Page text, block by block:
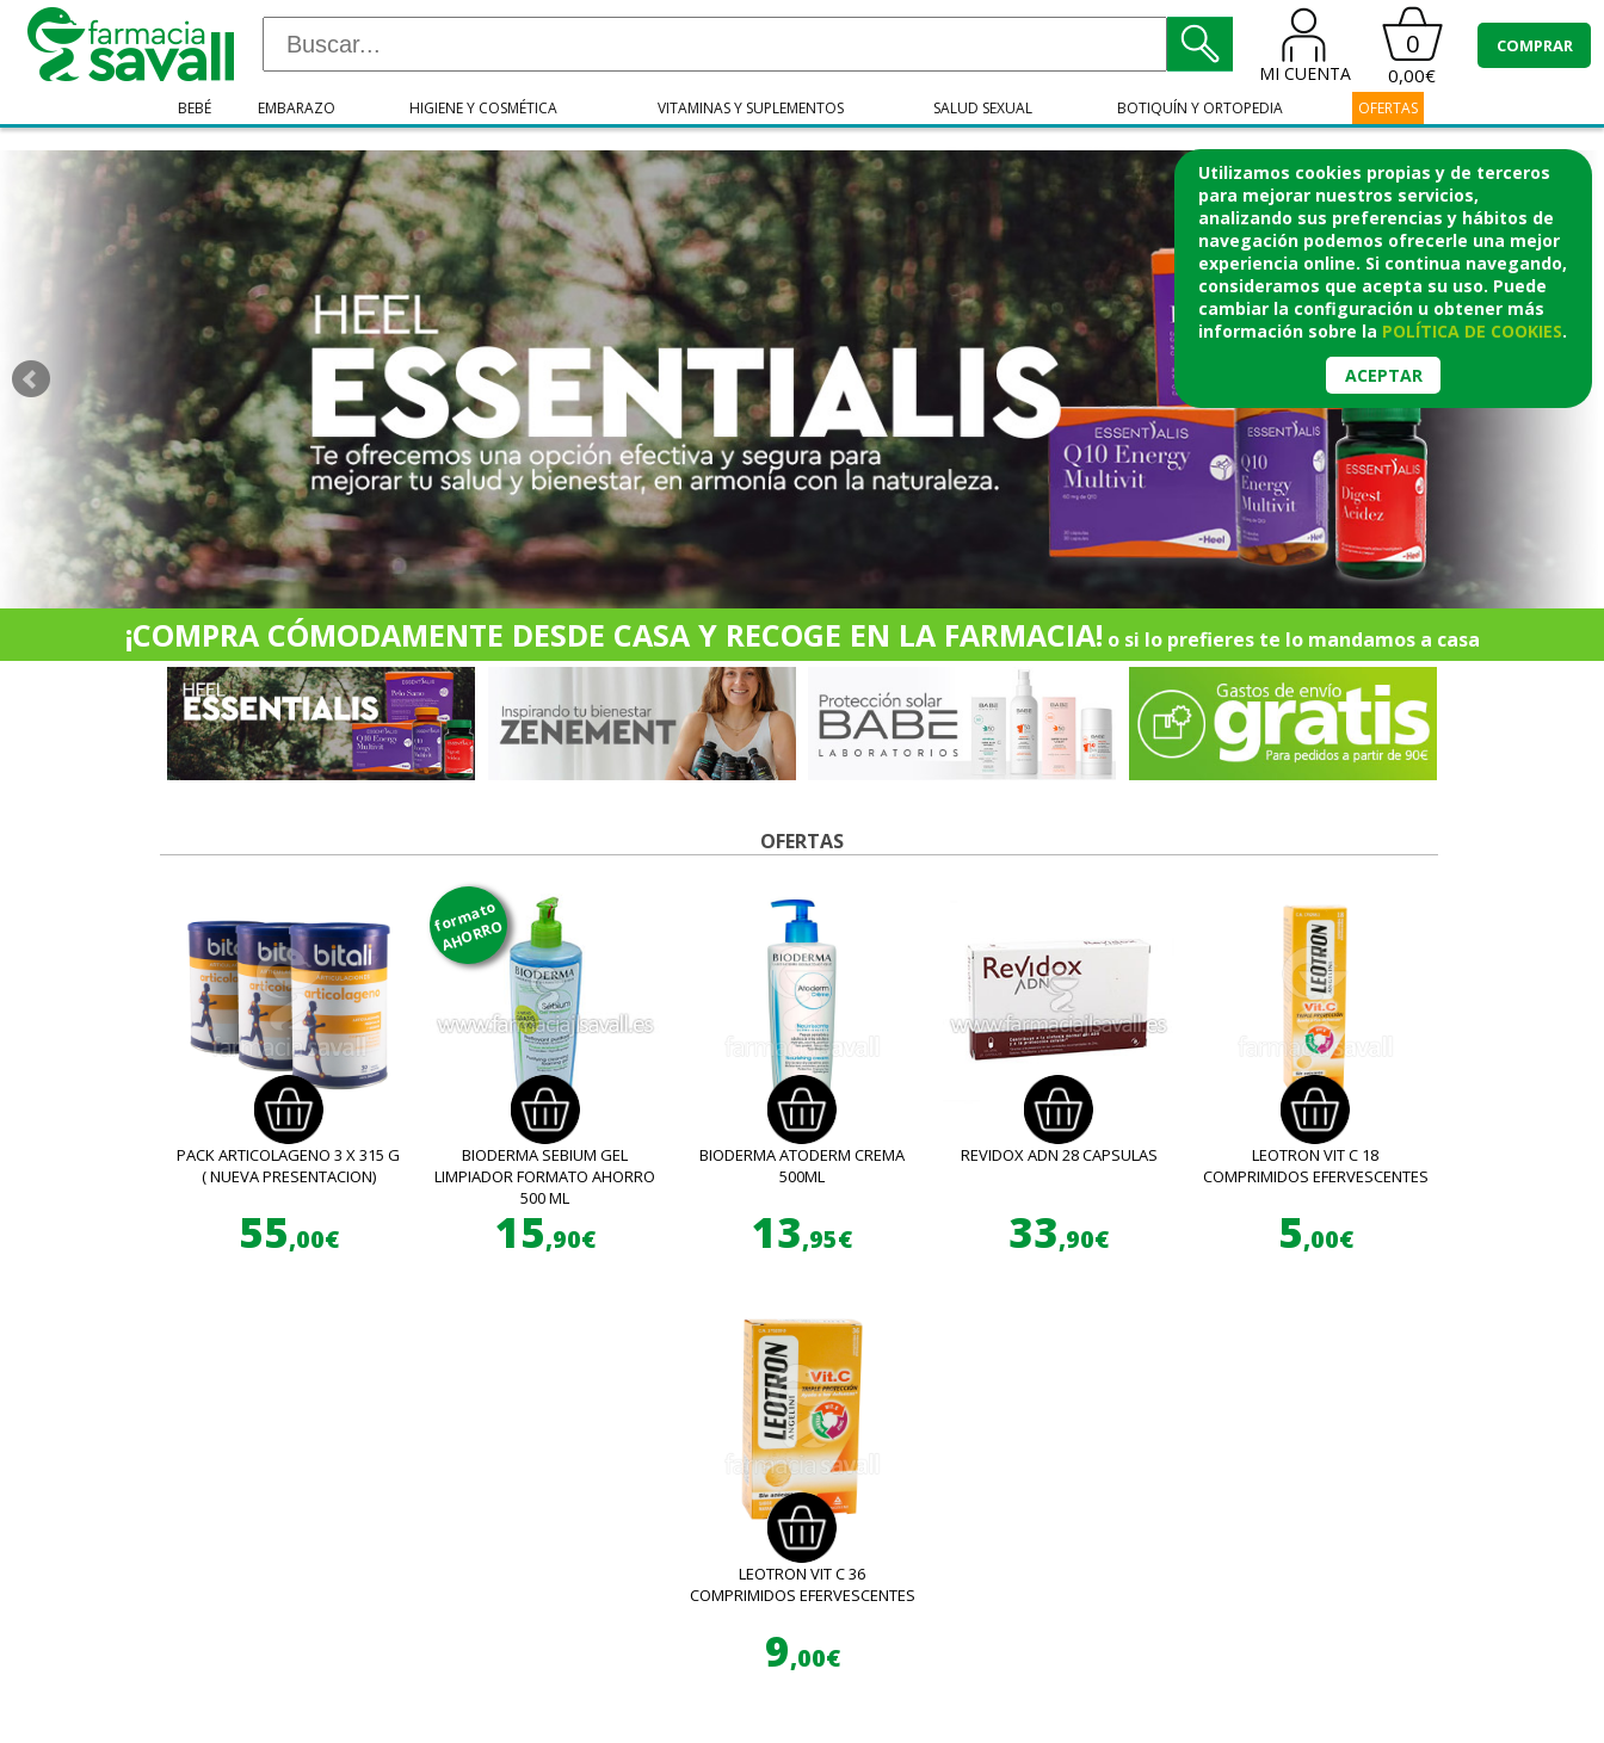
Utilizamos cookies propias y de terceros
para mejorar nuestros servicios,
analizando sus preferencias y hábitos de
navegación podemos ofrecerle una mejor
experiencia online. Si continua navegando,
consideramos que acepta su uso. Puede
cambiar la configuración u obtener más
información sobre la POLÍTICA DE COOKIES.
ACEPTAR
MI CUENTA
0
0,00€
COMPRAR
BEBÉ EMBARAZO HIGIENE Y COSMÉTICA VITAMINAS Y SUPLEMENTOS SALUD SEXUAL BOTIQUÍN Y ORTOPEDIA OFERTAS
¡COMPRA CÓMODAMENTE DESDE CASA Y RECOGE EN LA FARMACIA! o si lo prefieres te lo mandamos a casa
OFERTAS
PACK ARTICOLAGENO 3 X 315 G
( NUEVA PRESENTACION)
55,00€
formato
AHORRO
BIODERMA SEBIUM GEL
LIMPIADOR FORMATO AHORRO
500 ML
15,90€
BIODERMA ATODERM CREMA
500ML
13,95€
REVIDOX ADN 28 CAPSULAS
33,90€
LEOTRON VIT C 18
COMPRIMIDOS EFERVESCENTES
5,00€
LEOTRON VIT C 36
COMPRIMIDOS EFERVESCENTES
9,00€